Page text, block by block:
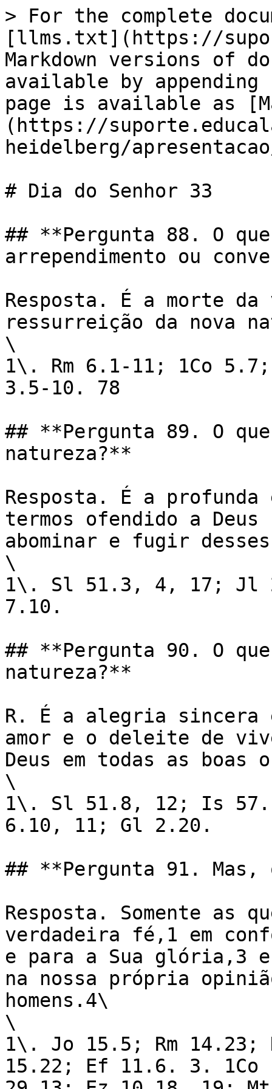
> For the complete
[llms.txt](https://
Markdown versions of
available by
page is available as
(https://
heidelberg/
# Dia do Senhor 33
## **Pergunta 88. O
arrependimento ou
Resposta. É a morte
ressurreição da nova
\
1\. Rm 6.1-11; 1Co
3.5-10. 78
## **Pergunta 89. O
natureza?**
Resposta. É a
termos ofendido a Deus
abominar e fugir
\
1\. Sl 51.3, 4, 17; Jl
7.10.
## **Pergunta 90. O
natureza?**
R. É a alegria sincera
amor e o deleite de
Deus em todas as boas
\
1\. Sl 51.8, 12; Is
6.10, 11; Gl 2.20.
## **Pergunta 91. Mas,
Resposta. Somente as
verdadeira fé,1 em
e para a Sua glória,3 e
na nossa própria
homens.4\
\
1\. Jo 15.5; Rm 14.23;
15.22; Ef 11.6. 3.